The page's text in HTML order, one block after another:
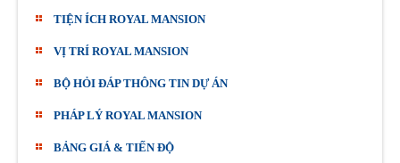
TIỆN ÍCH ROYAL MANSION
VỊ TRÍ ROYAL MANSION
BỘ HỎI ĐÁP THÔNG TIN DỰ ÁN
PHÁP LÝ ROYAL MANSION
BẢNG GIÁ & TIẾN ĐỘ